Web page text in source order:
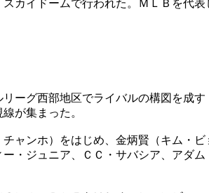
カイドームで行われた。ＭＬＢを代
ーグ西部地区でライバルの構図を成
が集まった。
ャンホ）をはじめ、金炳賢（キム・ビ
・ジュニア、ＣＣ・サバシア、アダ